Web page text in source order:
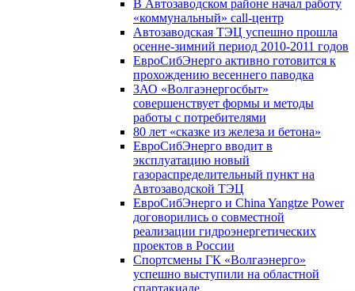
В Автозаводском районе начал работу
«коммунальный» call-центр
Автозаводская ТЭЦ успешно прошла
осенне-зимний период 2010-2011 годов
ЕвроСибЭнерго активно готовится к
прохождению весеннего паводка
ЗАО «Волгаэнергосбыт»
совершенствует формы и методы
работы с потребителями
80 лет «сказке из железа и бетона»
ЕвроСибЭнерго вводит в
эксплуатацию новый
газораспределительный пункт на
Автозаводской ТЭЦ
ЕвроСибЭнерго и China Yangtze Power
договорились о совместной
реализации гидроэнергетических
проектов в России
Спортсмены ГК «Волгаэнерго»
успешно выступили на областной